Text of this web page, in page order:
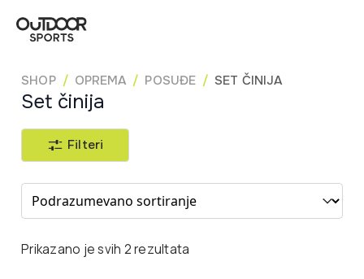
SHOP OPREMA POSUĐE SET ČINIJA
Set činija
Filteri
Sort content
Prikazano je svih 2 rezultata